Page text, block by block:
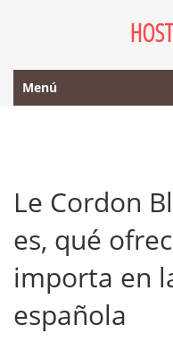
Menú
Le Cordon
es, qué
importa en
española